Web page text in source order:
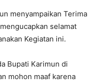
menyampaikan Terima
selamat
Kegiatan ini.
Bupati Karimun di
mohon maaf karena